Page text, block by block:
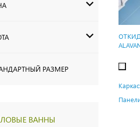
РАЗМЕР
ВАННЫ
Каркас: